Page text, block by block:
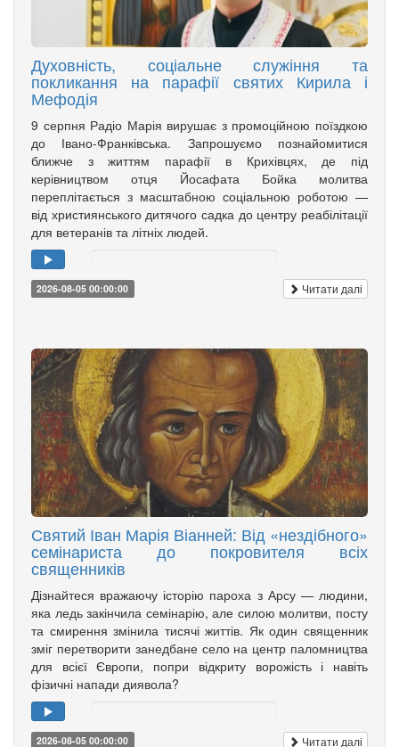
Духовність, соціальне служіння та
покликання на парафії святих Кирила і
Мефодія
9 серпня Радіо Марія вирушає з промоційною поїздкою
до Івано-Франківська. Запрошуємо познайомитися
ближче з життям парафії в Крихівцях, де під
керівництвом отця Йосафата Бойка молитва
переплітається з масштабною соціальною роботою —
від християнського дитячого садка до центру реабілітації
для ветеранів та літніх людей.
2026-08-05 00:00:00 Читати далі
Святий Іван Марія Віанней: Від «нездібного»
семінариста до покровителя всіх
священників
Дізнайтеся вражаючу історію пароха з Арсу — людини,
яка ледь закінчила семінарію, але силою молитви, посту
та смирення змінила тисячі життів. Як один священник
зміг перетворити занедбане село на центр паломництва
для всієї Європи, попри відкриту ворожість і навіть
фізичні напади диявола?
2026-08-05 00:00:00 Читати далі